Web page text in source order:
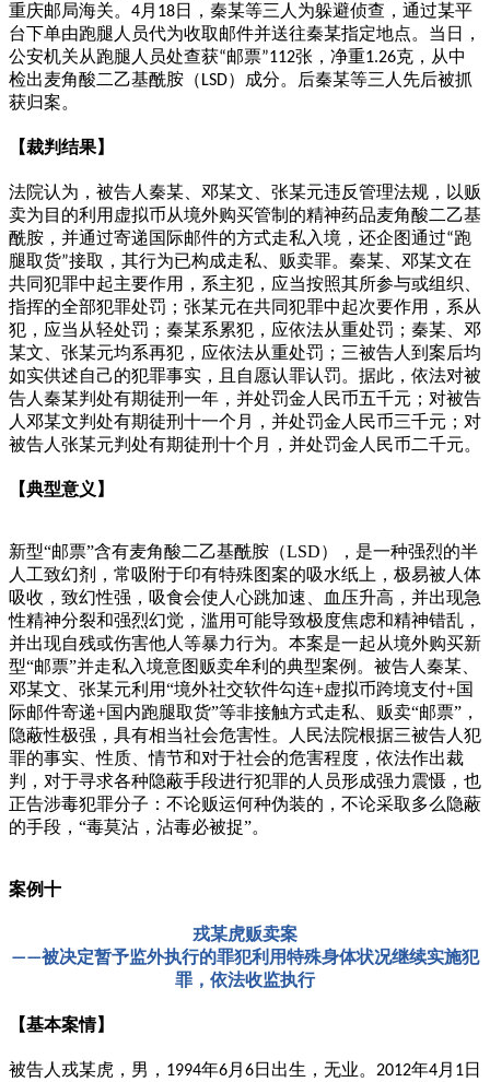
重庆邮局海关。 4月 18日，秦某等三人为躲避侦查，通过某平
台下单由跑腿人员代为收取邮件并送往秦某指定地点。当日，
公安机关从跑腿人员处查获“邮票”112张，净重1.26克，从中
检出麦角酸二乙基酰胺（LSD）成分。后秦某等三人先后被抓
获归案。
【裁判结果】
法院认为，被告人秦某、邓某文、张某元违反管理法规，以贩
卖为目的利用虚拟币从境外购买管制的精神药品麦角酸二乙基
酰胺，并通过寄递国际邮件的方式走私入境，还企图通过“跑
腿取货”接取，其行为已构成走私、贩卖罪。秦某、邓某文在
共同犯罪中起主要作用，系主犯，应当按照其所参与或组织、
指挥的全部犯罪处罚；张某元在共同犯罪中起次要作用，系从
犯，应当从轻处罚；秦某系累犯，应依法从重处罚；秦某、邓
某文、张某元均系再犯，应依法从重处罚；三被告人到案后均
如实供述自己的犯罪事实，且自愿认罪认罚。据此，依法对被
告人秦某判处有期徒刑一年，并处罚金人民币五千元；对被告
人邓某文判处有期徒刑十一个月，并处罚金人民币三千元；对
被告人张某元判处有期徒刑十个月，并处罚金人民币二千元。
【典型意义】
新型“邮票”含有麦角酸二乙基酰胺（LSD），是一种强烈的半
人工致幻剂，常吸附于印有特殊图案的吸水纸上，极易被人体
吸收，致幻性强，吸食会使人心跳加速、血压升高，并出现急
性精神分裂和强烈幻觉，滥用可能导致极度焦虑和精神错乱，
并出现自残或伤害他人等暴力行为。本案是一起从境外购买新
型“邮票”并走私入境意图贩卖牟利的典型案例。被告人秦某、
邓某文、张某元利用“境外社交软件勾连+虚拟币跨境支付+国
际邮件寄递+国内跑腿取货”等非接触方式走私、贩卖“邮票”，
隐蔽性极强，具有相当社会危害性。人民法院根据三被告人犯
罪的事实、性质、情节和对于社会的危害程度，依法作出裁
判，对于寻求各种隐蔽手段进行犯罪的人员形成强力震慑，也
正告涉毒犯罪分子：不论贩运何种伪装的，不论采取多么隐蔽
的手段，“毒莫沾，沾毒必被捉”。
案例十
戎某虎贩卖案
——被决定暂予监外执行的罪犯利用特殊身体状况继续实施犯
罪，依法收监执行
【基本案情】
被告人戎某虎，男， 1994年6月 6日出生，无业。 2012年4月 1日